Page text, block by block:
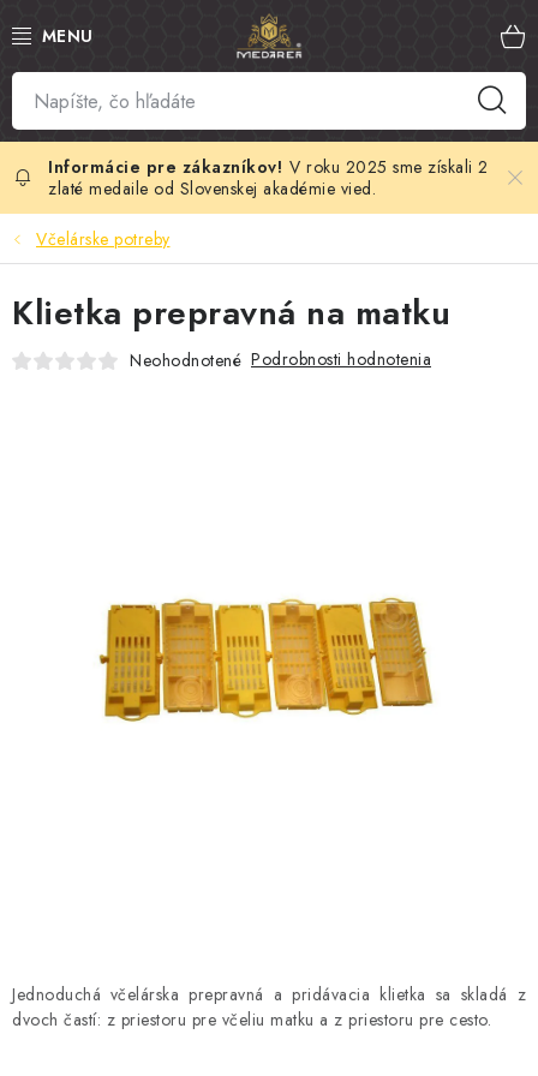
na
SLOVENSKÝ MED
MANUKA MED
VČELÍ PEĽ
MATERSKÁ KAŠIČKA
MEDOVÉ DARČEKOVÉ SETY
VÝROBKY Z VOSKU
DOPLNKY KU VČELÍM PRODUKTOM
V roku 2025 sme získali 2
zlaté medaile od Slovenskej akadémie vied.
Včelárske potreby
Jednoduchá včelárska prepravná a pridávacia klietka sa skladá z
dvoch častí: z priestoru pre včeliu matku a z priestoru pre cesto.
Klietka prepravná na matku
Neohodnotené Podrobnosti hodnotenia